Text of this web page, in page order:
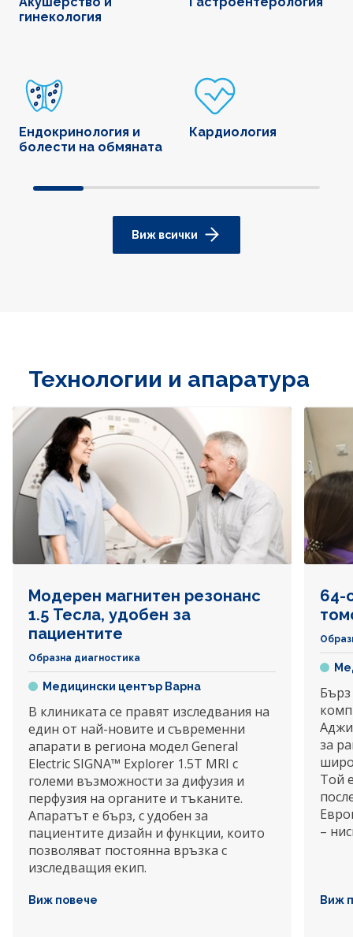
гинекология
Ендокринология и
болести на обмяната
Кардиология
Виж всички
Технологии и апаратура
Модерен магнитен резонанс
1.5 Тесла, удобен за
пациентите
Образна диагностика
Медицински център Варна
В клиниката се правят изследвания на
един от най-новите и съвременни
апарати в региона модел General
Electric SIGNA™ Explorer 1.5T MRI с
големи възможности за дифузия и
перфузия на органите и тъканите.
Апаратът е бърз, с удобен за
пациентите дизайн и функции, които
позволяват постоянна връзка с
изследващия екип.
Виж повече
64-
за
Той
–
Виж